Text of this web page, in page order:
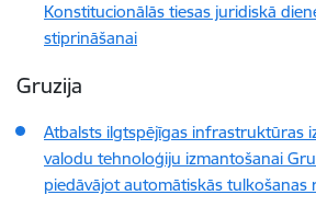
Konstitucionālās tiesas juridiskā
stiprināšanai
Gruzija
Atbalsts ilgtspējīgas infrastruktūras
valodu tehnoloģiju izmantošanai
piedāvājot automātiskās tulkošanas